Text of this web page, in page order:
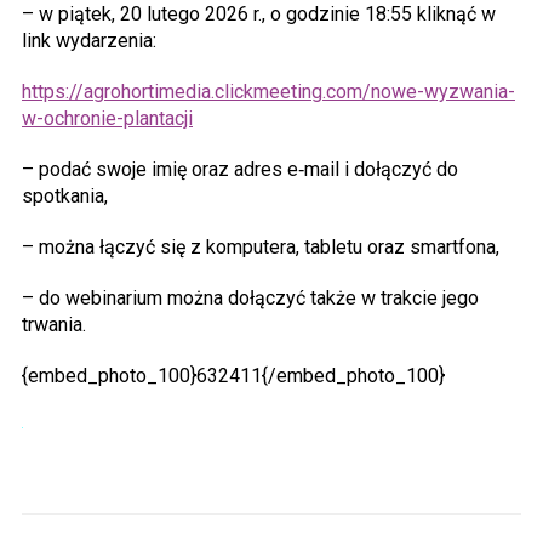
– w piątek, 20 lutego 2026 r., o godzinie 18:55 kliknąć w
link wydarzenia:
https://agrohortimedia.clickmeeting.com/nowe-wyzwania-
w-ochronie-plantacji
– podać swoje imię oraz adres e‑mail i dołączyć do
spotkania,
– można łączyć się z komputera, tabletu oraz smartfona,
– do webinarium można dołączyć także w trakcie jego
trwania.
{embed_photo_100}632411{/embed_photo_100}